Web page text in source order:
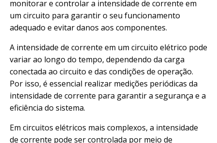
monitorar e controlar a intensidade de corrente em
um circuito para garantir o seu funcionamento
adequado e evitar danos aos componentes.
A intensidade de corrente em um circuito elétrico pode
variar ao longo do tempo, dependendo da carga
conectada ao circuito e das condições de operação.
Por isso, é essencial realizar medições periódicas da
intensidade de corrente para garantir a segurança e a
eficiência do sistema.
Em circuitos elétricos mais complexos, a intensidade
de corrente pode ser controlada por meio de